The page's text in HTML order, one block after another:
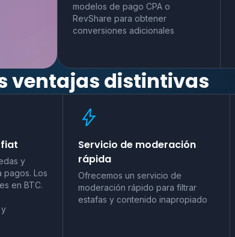
modelos de pago CPA o
RevShare para obtener
conversiones adicionales
ventajas distintivas
y
pagos. Los
en BTC.
Servicio de moderación
rápida
Ofrecemos un servicio de
moderación rápido para filtrar
estafas y contenido inapropiado